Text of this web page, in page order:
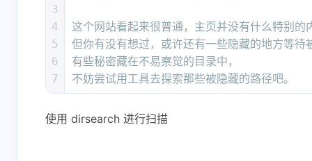
正在加载中...
3
4
5
6
7
这个网站看起来很普通，主页并没有什么特别的
但你有没有想过，或许还有一些隐藏的地方等待
有些秘密藏在不易察觉的目录中，
不妨尝试用工具去探索那些被隐藏的路径吧。
使用 dirsearch 进行扫描